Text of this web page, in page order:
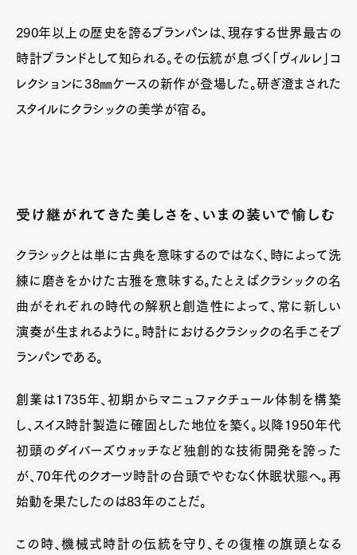
290年以上の歴史を誇るブランパンは、現存する世界最古の
時計ブランドとして知られる。その伝統が息づく「ヴィルレ」コ
レクションに38㎜ケースの新作が登場した。研ぎ澄まされた
スタイルにクラシックの美学が宿る。
受け継がれてきた美しさを、いまの装いで愉しむ
クラシックとは単に古典を意味するのではなく、時によって洗
練に磨きをかけた古雅を意味する。たとえばクラシックの名
曲がそれぞれの時代の解釈と創造性によって、常に新しい
演奏が生まれるように。時計におけるクラシックの名手こそブ
ランパンである。
創業は1735年、初期からマニュファクチュール体制を構築
し、スイス時計製造に確固とした地位を築く。以降1950年代
初頭のダイバーズウォッチなど独創的な技術開発を誇った
が、70年代のクオーツ時計の台頭でやむなく休眠状態へ。再
始動を果たしたのは83年のことだ。
この時、機械式時計の伝統を守り、その復権の旗頭となる